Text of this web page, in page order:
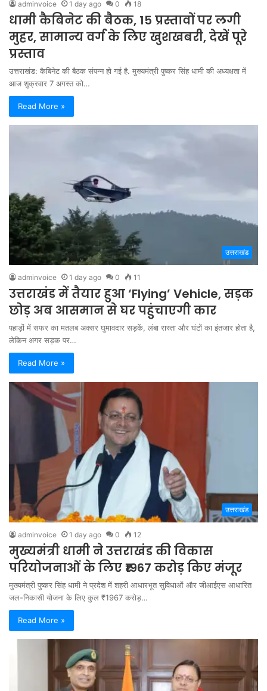
adminvoice 1 day ago 0 18
धामी कैबिनेट की बैठक, 15 प्रस्तावों पर लगी
मुहर, सामान्य वर्ग के लिए खुशखबरी, देखें पूरे
प्रस्ताव
उत्तराखंड: कैबिनेट की बैठक संपन्न हो गई है. मुख्यमंत्री पुष्कर सिंह धामी की अध्यक्षता में
आज शुक्रवार 7 अगस्त को…
Read More »
उत्तराखंड
adminvoice 1 day ago 0 11
उत्तराखंड में तैयार हुआ ‘Flying’ Vehicle, सड़क
छोड़ अब आसमान से घर पहुंचाएगी कार
पहाड़ों में सफर का मतलब अक्सर घुमावदार सड़कें, लंबा रास्ता और घंटों का इंतजार होता है,
लेकिन अगर सड़क पर…
Read More »
उत्तराखंड
adminvoice 1 day ago 0 12
मुख्यमंत्री धामी ने उत्तराखंड की विकास
परियोजनाओं के लिए ₹1967 करोड़ किए मंजूर
मुख्यमंत्री पुष्कर सिंह धामी ने प्रदेश में शहरी आधारभूत सुविधाओं और जीआईएस आधारित
जल-निकासी योजना के लिए कुल ₹1967 करोड़…
Read More »